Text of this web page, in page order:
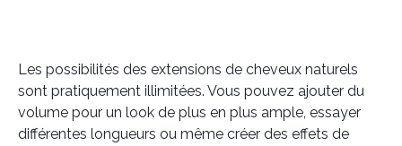
Les possibilités des extensions de cheveux naturels
sont pratiquement illimitées. Vous pouvez ajouter du
volume pour un look de plus en plus ample, essayer
différentes longueurs ou même créer des effets de